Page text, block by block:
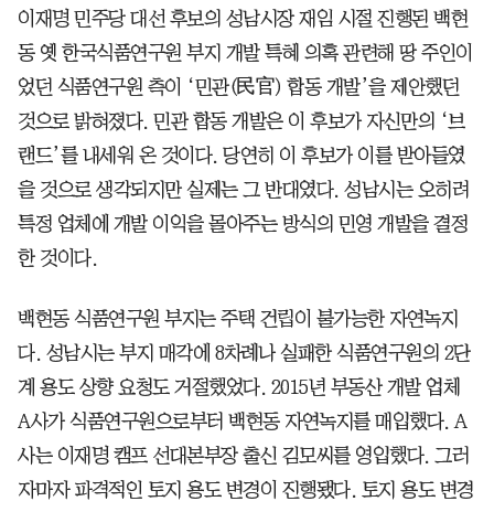
이재명 민주당 대선 후보의 성남시장 재임 시절 진행된 백현
동 옛 한국식품연구원 부지 개발 특혜 의혹 관련해 땅 주인이
었던 식품연구원 측이 ‘민관(民官) 합동 개발’을 제안했던
것으로 밝혀졌다. 민관 합동 개발은 이 후보가 자신만의 ‘브
랜드’를 내세워 온 것이다. 당연히 이 후보가 이를 받아들였
을 것으로 생각되지만 실제는 그 반대였다. 성남시는 오히려
특정 업체에 개발 이익을 몰아주는 방식의 민영 개발을 결정
한 것이다.
백현동 식품연구원 부지는 주택 건립이 불가능한 자연녹지
다. 성남시는 부지 매각에 8차례나 실패한 식품연구원의 2단
계 용도 상향 요청도 거절했었다. 2015년 부동산 개발 업체
A사가 식품연구원으로부터 백현동 자연녹지를 매입했다. A
사는 이재명 캠프 선대본부장 출신 김모씨를 영입했다. 그러
자마자 파격적인 토지 용도 변경이 진행됐다. 토지 용도 변경